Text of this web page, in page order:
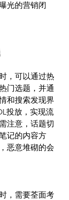
光的营销闭
，可以通过热
门选题，并通
和搜索发现界
投放，实现流
注意，话题切
记的内容方
恶意堆砌的会
，需要荃面考